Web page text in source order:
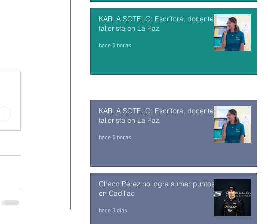
KARLA SOTELO: Escritora, docente y
tallerista en La Paz
hace 5 horas
KARLA SOTELO: Escritora, docente y
tallerista en La Paz
hace 5 horas
Checo Perez no logra sumar puntos
en Cadillac
hace 3 días